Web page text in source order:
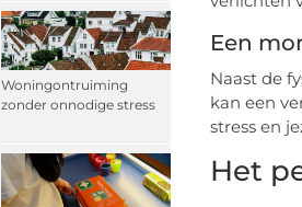
Woningontruiming
zonder onnodige stress
Een
Naast de
kan een
stress en
Het